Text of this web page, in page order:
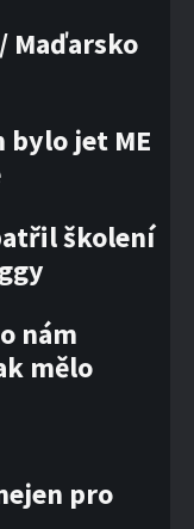
Maďarsko
bylo jet ME
školení
nám
mělo
pro